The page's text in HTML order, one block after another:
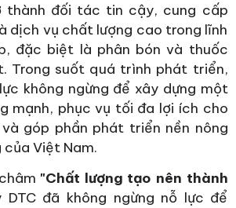
thành đối tác tin cậy, cung cấp
dịch vụ chất lượng cao trong lĩnh
đặc biệt là phân bón và thuốc
Trong suốt quá trình phát triển,
không ngừng để xây dựng một
mạnh, phục vụ tối đa lợi ích cho
góp phần phát triển nền nông
của Việt Nam.
"Chất lượng tạo nên thành
đã không ngừng nỗ lực để